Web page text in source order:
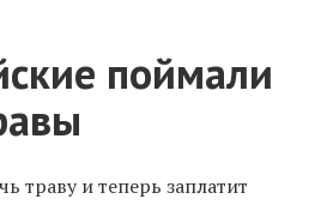
поймали
траву и теперь заплатит